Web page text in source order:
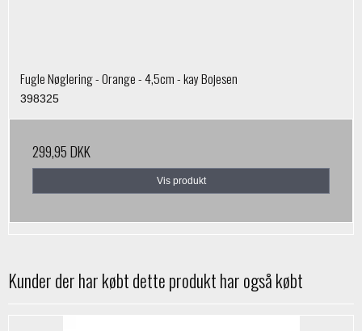
Fugle Nøglering - Orange - 4,5cm - kay Bojesen
398325
299,95 DKK
Vis produkt
Kunder der har købt dette produkt har også købt